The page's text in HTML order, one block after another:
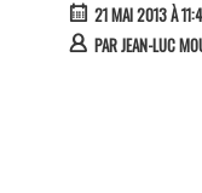
21 MAI 2013 À
PARJEAN-LUC